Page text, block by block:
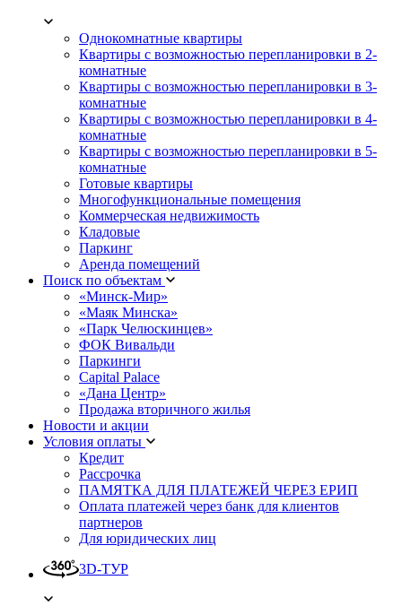
Однокомнатные квартиры
Квартиры с возможностью перепланировки в 2-
комнатные
Квартиры с возможностью перепланировки в 3-
комнатные
Квартиры с возможностью перепланировки в 4-
комнатные
Квартиры с возможностью перепланировки в 5-
комнатные
Готовые квартиры
Многофункциональные помещения
Коммерческая недвижимость
Кладовые
Паркинг
Аренда помещений
Поиск по объектам
«Минск-Мир»
«Маяк Минска»
«Парк Челюскинцев»
ФОК Вивальди
Паркинги
Capital Palace
«Дана Центр»
Продажа вторичного жилья
Новости и акции
Условия оплаты
Кредит
Рассрочка
ПАМЯТКА ДЛЯ ПЛАТЕЖЕЙ ЧЕРЕЗ ЕРИП
Оплата платежей через банк для клиентов
партнеров
Для юридических лиц
3D-ТУР